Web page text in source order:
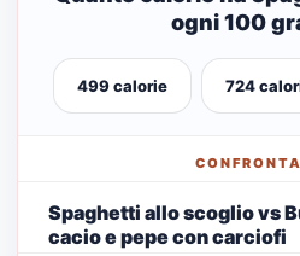
ogni 100
499 calorie 724
Spaghetti allo scoglio vs
cacio e pepe con carciofi